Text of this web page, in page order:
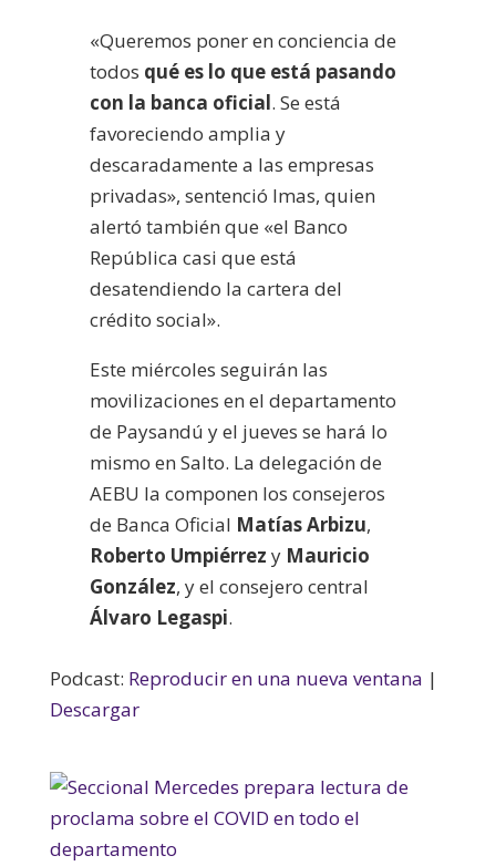
«Queremos poner en conciencia de
todos qué es lo que está pasando
con la banca oficial. Se está
favoreciendo amplia y
descaradamente a las empresas
privadas», sentenció Imas, quien
alertó también que «el Banco
República casi que está
desatendiendo la cartera del
crédito social».
Este miércoles seguirán las
movilizaciones en el departamento
de Paysandú y el jueves se hará lo
mismo en Salto. La delegación de
AEBU la componen los consejeros
de Banca Oficial Matías Arbizu,
Roberto Umpiérrez y Mauricio
González, y el consejero central
Álvaro Legaspi.
Podcast: Reproducir en una nueva ventana |
Descargar